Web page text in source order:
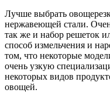
Лучше выбрать
нержавеющей стали.
так же и набор решеток
способ измельчения и
том, что некоторые
очень узкую
некоторых видов
овощей.